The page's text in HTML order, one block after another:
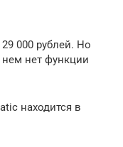
000 рублей. Но
нет функции
находится в